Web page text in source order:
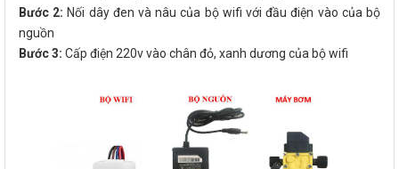
Bước 2: Nối dây đen và nâu của bộ wifi với đầu điện vào của bộ
nguồn
Bước 3: Cấp điện 220v vào chân đỏ, xanh dương của bộ wifi